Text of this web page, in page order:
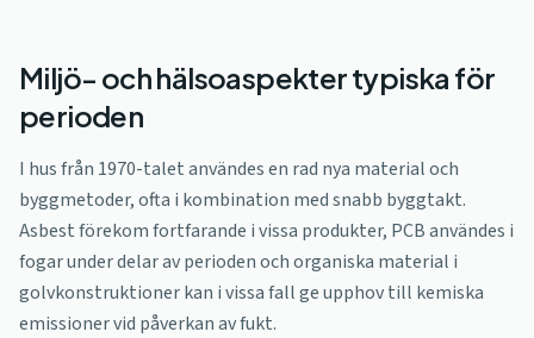
Miljö- och hälsoaspekter typiska för
perioden
I hus från 1970-talet användes en rad nya material och
byggmetoder, ofta i kombination med snabb byggtakt.
Asbest förekom fortfarande i vissa produkter, PCB användes i
fogar under delar av perioden och organiska material i
golvkonstruktioner kan i vissa fall ge upphov till kemiska
emissioner vid påverkan av fukt.